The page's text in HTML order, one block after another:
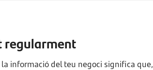
regularment
informació del teu negoci significa que,